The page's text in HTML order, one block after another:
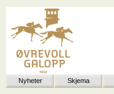
Nyheter Skjema